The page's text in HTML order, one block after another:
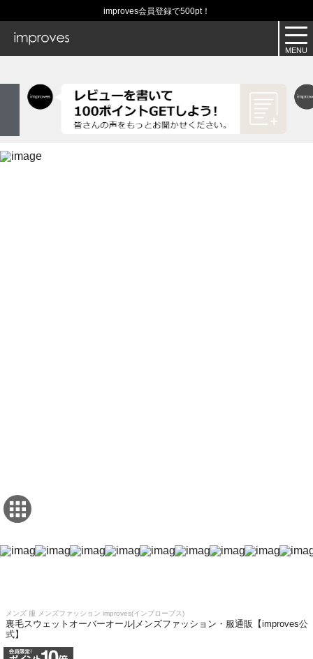
improves会員登録で500pt！
メンズ 服 メンズファッション improves(インプローブス)
裏毛スウェットオーバーオール|メンズファッション・服通販【improves公
式】